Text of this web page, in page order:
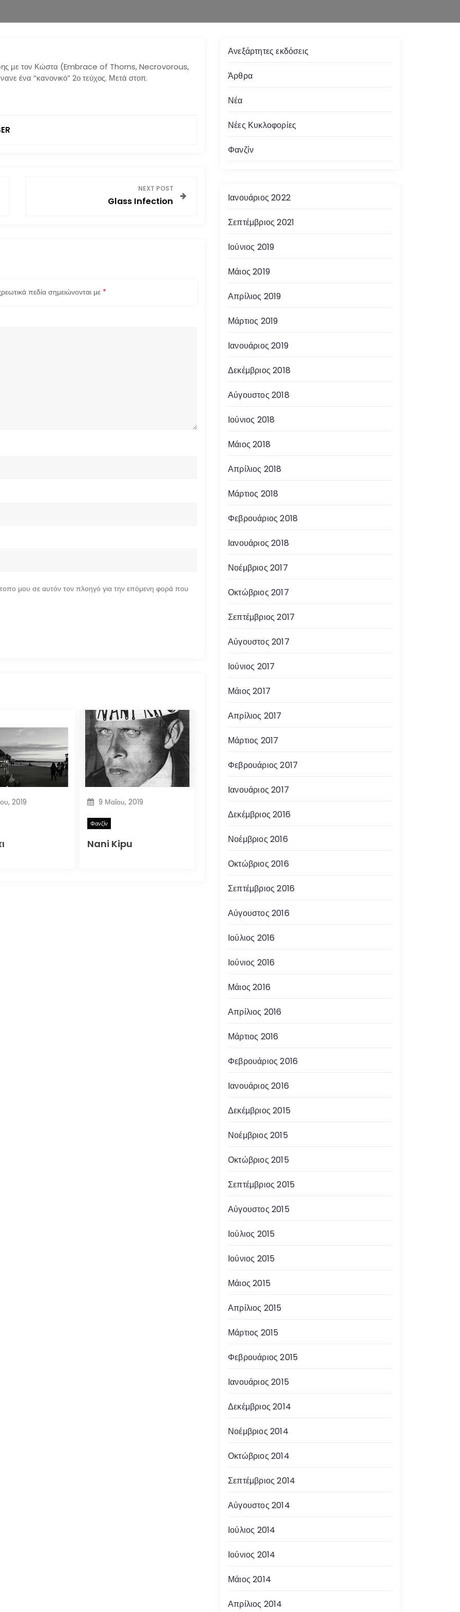
με τον Κώστα (Embrace of Thorns, Necrovorous,
ένα “κανονικό” 2ο τεύχος. Μετά στοπ.
NEXT POST
Glass Infection
πεδία σημειώνονται με *
μου σε αυτόν τον πλοηγό για την επόμενη φορά που
2019 9 Μαΐου, 2019
Φανζίν
Nani Kipu
Ανεξάρτητες εκδόσεις
Άρθρα
Νέα
Νέες Κυκλοφορίες
Φανζίν
Ιανουάριος 2022
Σεπτέμβριος 2021
Ιούνιος 2019
Μάιος 2019
Απρίλιος 2019
Μάρτιος 2019
Ιανουάριος 2019
Δεκέμβριος 2018
Αύγουστος 2018
Ιούνιος 2018
Μάιος 2018
Απρίλιος 2018
Μάρτιος 2018
Φεβρουάριος 2018
Ιανουάριος 2018
Νοέμβριος 2017
Οκτώβριος 2017
Σεπτέμβριος 2017
Αύγουστος 2017
Ιούνιος 2017
Μάιος 2017
Απρίλιος 2017
Μάρτιος 2017
Φεβρουάριος 2017
Ιανουάριος 2017
Δεκέμβριος 2016
Νοέμβριος 2016
Οκτώβριος 2016
Σεπτέμβριος 2016
Αύγουστος 2016
Ιούλιος 2016
Ιούνιος 2016
Μάιος 2016
Απρίλιος 2016
Μάρτιος 2016
Φεβρουάριος 2016
Ιανουάριος 2016
Δεκέμβριος 2015
Νοέμβριος 2015
Οκτώβριος 2015
Σεπτέμβριος 2015
Αύγουστος 2015
Ιούλιος 2015
Ιούνιος 2015
Μάιος 2015
Απρίλιος 2015
Μάρτιος 2015
Φεβρουάριος 2015
Ιανουάριος 2015
Δεκέμβριος 2014
Νοέμβριος 2014
Οκτώβριος 2014
Σεπτέμβριος 2014
Αύγουστος 2014
Ιούλιος 2014
Ιούνιος 2014
Μάιος 2014
Απρίλιος 2014